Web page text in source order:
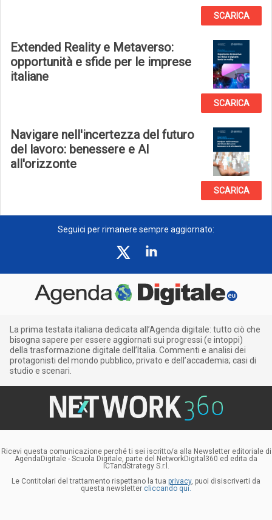
SCARICA
Extended Reality e Metaverso:
opportunità e sfide per le imprese
italiane
SCARICA
Navigare nell'incertezza del futuro
del lavoro: benessere e AI
all'orizzonte
SCARICA
Seguici per rimanere sempre aggiornato:
La prima testata italiana dedicata all’Agenda digitale: tutto ciò che
bisogna sapere per essere aggiornati sui progressi (e intoppi)
della trasformazione digitale dell’Italia. Commenti e analisi dei
protagonisti del mondo pubblico, privato e dell’accademia; casi di
studio e scenari.
Ricevi questa comunicazione perché ti sei iscritto/a alla Newsletter editoriale di
AgendaDigitale - Scuola Digitale, parte del NetworkDigital360 ed edita da
ICTandStrategy S.r.l.
Le Contitolari del trattamento rispettano la tua privacy, puoi disiscriverti da
questa newsletter cliccando qui.